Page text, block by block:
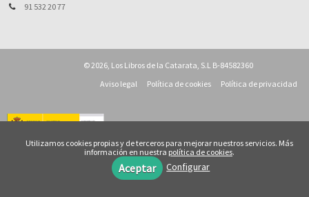
91 532 20 77
© 2026, Los Libros de la Catarata, S.L B-84582360
Aviso legal
Política de cookies Política de privacidad
Utilizamos cookies propias y de terceros para mejorar nuestros servicios. Más
información en nuestra política de cookies.
Aceptar Configurar